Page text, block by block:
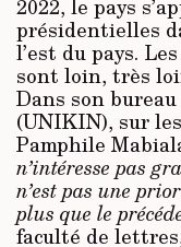
2022, le pays
présidentielles
l’est du pays.
sont loin, très
Dans son
(UNIKIN), sur
Pamphile
n’intéresse pas
n’est pas une
plus que le
faculté de